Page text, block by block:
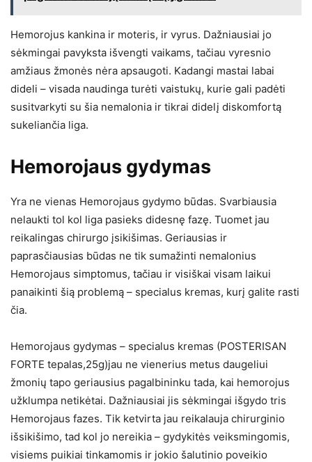
Hemorojus kankina ir moteris, ir vyrus. Dažniausiai jo
sėkmingai pavyksta išvengti vaikams, tačiau vyresnio
amžiaus žmonės nėra apsaugoti. Kadangi mastai labai
dideli – visada naudinga turėti vaistukų, kurie gali padėti
susitvarkyti su šia nemalonia ir tikrai didelį diskomfortą
sukeliančia liga.
Hemorojaus gydymas
Yra ne vienas Hemorojaus gydymo būdas. Svarbiausia
nelaukti tol kol liga pasieks didesnę fazę. Tuomet jau
reikalingas chirurgo įsikišimas. Geriausias ir
paprasčiausias būdas ne tik sumažinti nemalonius
Hemorojaus simptomus, tačiau ir visiškai visam laikui
panaikinti šią problemą – specialus kremas, kurį galite rasti
čia.
Hemorojaus gydymas – specialus kremas (POSTERISAN
FORTE tepalas,25g)jau ne vienerius metus daugeliui
žmonių tapo geriausius pagalbininku tada, kai hemorojus
užklumpa netikėtai. Dažniausiai jis sėkmingai išgydo tris
Hemorojaus fazes. Tik ketvirta jau reikalauja chirurginio
išsikišimo, tad kol jo nereikia – gydykitės veiksmingomis,
visiems puikiai tinkamomis ir jokio šalutinio poveikio